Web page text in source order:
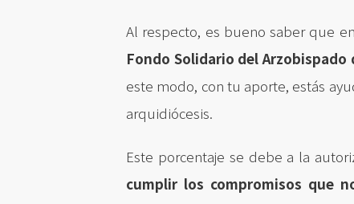
Al respecto, es bueno saber que
Fondo Solidario del Arzobispado
este modo, con tu aporte, estás
arquidiócesis.
Este porcentaje se debe a la
cumplir los compromisos que